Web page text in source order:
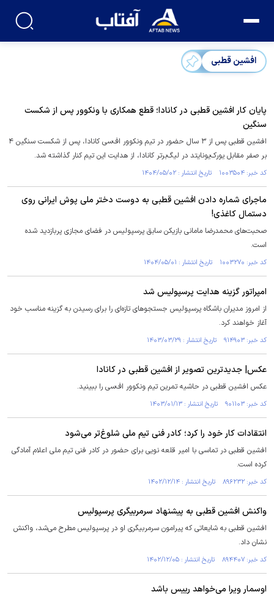
افشین قطبی
پایان کار افشین قطبی در کانادا؛ قطع همکاری با ونکوور پس از شکست
سنگین
افشین قطبی پس از ۳ سال حضور در تیم ونکوور اف‌سی کانادا، پس از شکست سنگین ۴
بر صفر مقابل یورک‌یونایتد در لیگ‌برتر کانادا، از هدایت این تیم کنار گذاشته شد.
کد خبر: ۱۰۰۳۵۰۴ تاریخ انتشار : ۱۴۰۴/۰۵/۰۲
ماجرای شماره دادن افشین قطبی به دوست دختر ملی پوش ایرانی روی
دستمال کاغذی!
صحبت‌های محمدرضا مامانی بازیکن سابق پرسپولیس در فضای مجازی پربازدید شده
است.
کد خبر: ۱۰۰۳۲۷۰ تاریخ انتشار : ۱۴۰۴/۰۵/۰۱
امپراتور گزینه هدایت پرسپولیس شد
از امروز مدیران باشگاه پرسپولیس جستجو‌های تازه‌ای را برای رسیدن به گزینه مناسب خود
آغاز خواهند کرد.
کد خبر: ۹۱۴۹۰۳ تاریخ انتشار : ۱۴۰۳/۰۳/۲۹
عکس| جدیدترین تصویر از افشین قطبی در کانادا
عکس افشین قطبی در حاشیه تمرین تیم ونکوور اف‌سی را ببینید.
کد خبر: ۹۰۱۱۰۳ تاریخ انتشار : ۱۴۰۳/۰۱/۱۳
انتقادات کار خود را کرد؛ کادر فنی تیم ملی شلوغ‌تر می‌شود
افشین قطبی در تماسی با امیر قلعه نویی برای حضور در کادر فنی تیم ملی اعلام آمادگی
کرده است.
کد خبر: ۸۹۶۲۳۲ تاریخ انتشار : ۱۴۰۲/۱۲/۱۴
واکنش افشین قطبی به پیشنهاد سرمربیگری پرسپولیس
افشین قطبی به شایعاتی که پیرامون سرمربیگری او در پرسپولیس مطرح می‌شد، واکنش
نشان داد.
کد خبر: ۸۹۴۴۰۷ تاریخ انتشار : ۱۴۰۲/۱۲/۰۵
اوسمار ویرا می‌خواهد رییس باشد